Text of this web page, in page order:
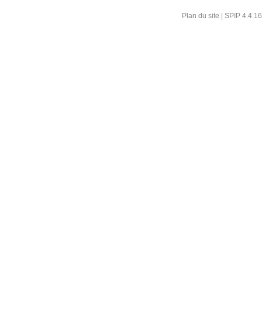
Plan du site SPIP 4.4.16